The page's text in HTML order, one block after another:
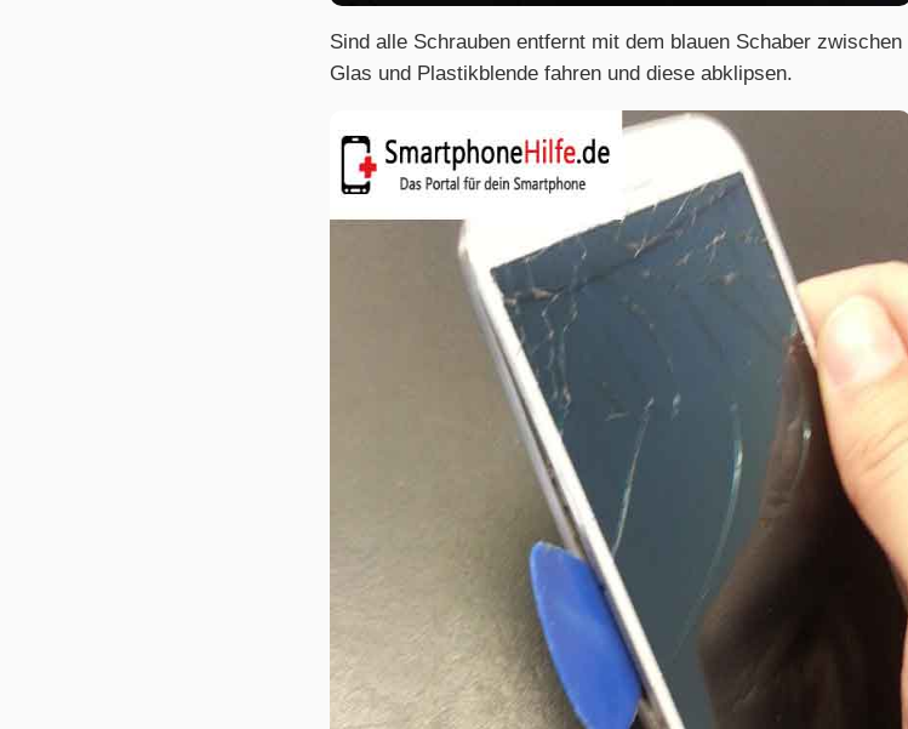
Sind alle Schrauben entfernt mit dem blauen Schaber zwischen
Glas und Plastikblende fahren und diese abklipsen.